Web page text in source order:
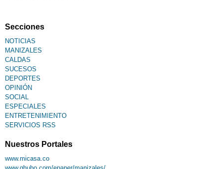
Secciones
NOTICIAS
MANIZALES
CALDAS
SUCESOS
DEPORTES
OPINIÓN
SOCIAL
ESPECIALES
ENTRETENIMIENTO
SERVICIOS RSS
Nuestros Portales
www.micasa.co